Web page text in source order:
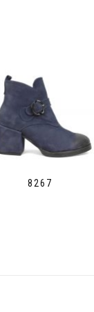
8267